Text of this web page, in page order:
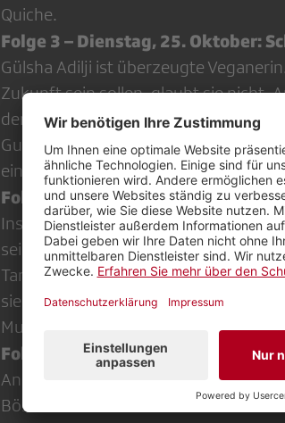
Quiche.
Folge 3 – Dienstag, 25. Oktober:
Gülsha Adilji ist überzeugte
Zukunft sein sollen, glaubt sie nicht.
derweilen die Wüstenheuschrecken
Gurtenfestival den Musikfans
ein wahrer Festival-Schmaus.
Folge 4 – Mittwoch, 26. Oktober:
Insekten-Mahlzeiten werden für
sein, glauben Insekten-Köchin
Tanja Frieden. Für eine
sie zusammen Mehlwurm-Muffins.
Muffins genauso normal finden wie
Folge 5 – Donnerstag, 27.
Andrea bereitet in ihrer
Bösch eine Wurst aus Grillen zu. An